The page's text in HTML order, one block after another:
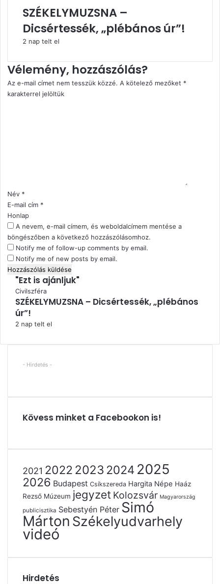
SZÉKELYMUZSNA –
Dicsértessék, „plébános úr”!
2 nap telt el
Vélemény, hozzászólás?
Az e-mail címet nem tesszük közzé. A kötelező mezőket *
karakterrel jelöltük
l
á
s
*
Név *
E-mail cím *
Honlap
A nevem, e-mail címem, és weboldalcímem mentése a
böngészőben a következő hozzászólásomhoz.
Notify me of follow-up comments by email.
Notify me of new posts by email.
"Ezt is ajánljuk"
Bezárás
Civilszféra
SZÉKELYMUZSNA – Dicsértessék, „plébános
úr”!
2 nap telt el
- Hirdetés -
Kövess minket a Facebookon is!
2021 2022 2023 2024 2025
2026 Budapest Csíkszereda Hargita Népe Haáz
Rezső Múzeum jegyzet Kolozsvár Magyarország
publicisztika Sebestyén Péter Simó
Márton Székelyudvarhely
videó
Hirdetés